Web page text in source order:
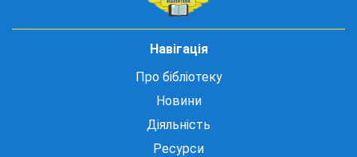
Навігація
Про бібліотеку
Новини
Діяльність
Ресурси